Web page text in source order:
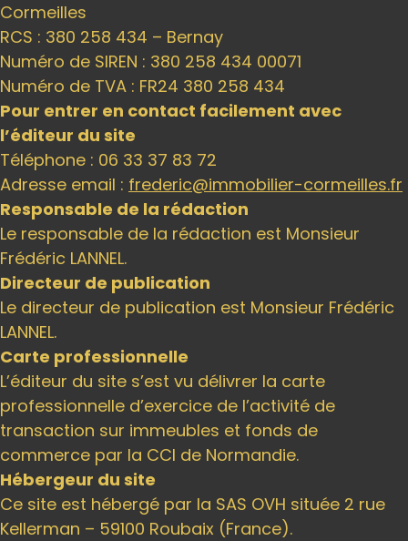
Cormeilles
RCS : 380 258 434 – Bernay
Numéro de SIREN : 380 258 434 00071
Numéro de TVA : FR24 380 258 434
Pour entrer en contact facilement avec
l’éditeur du site
Téléphone : 06 33 37 83 72
Adresse email : frederic@immobilier-cormeilles.fr
Responsable de la rédaction
Le responsable de la rédaction est Monsieur
Frédéric LANNEL.
Directeur de publication
Le directeur de publication est Monsieur Frédéric
LANNEL.
Carte professionnelle
L’éditeur du site s’est vu délivrer la carte
professionnelle d’exercice de l’activité de
transaction sur immeubles et fonds de
commerce par la CCI de Normandie.
Hébergeur du site
Ce site est hébergé par la SAS OVH située 2 rue
Kellerman – 59100 Roubaix (France).